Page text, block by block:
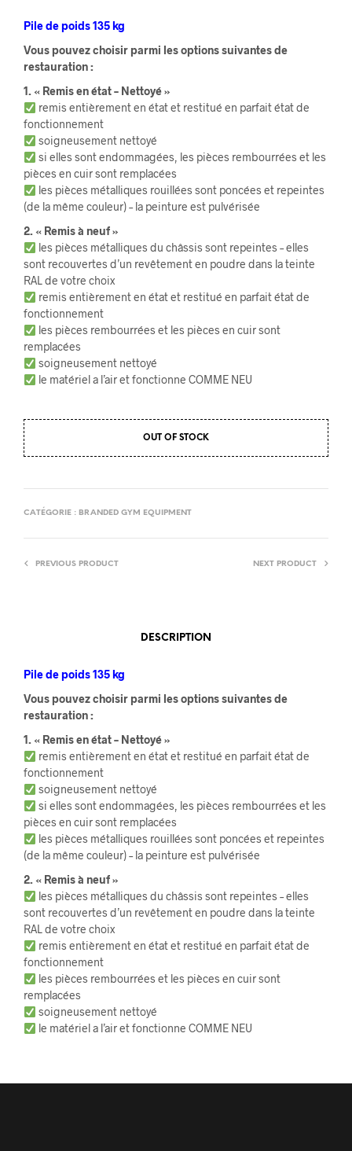
Pile de poids 135 kg
Vous pouvez choisir parmi les options suivantes de
restauration :
1. « Remis en état – Nettoyé »
remis entièrement en état et restitué en parfait état de
fonctionnement
soigneusement nettoyé
si elles sont endommagées, les pièces rembourrées et les
pièces en cuir sont remplacées
les pièces métalliques rouillées sont poncées et repeintes
(de la même couleur) – la peinture est pulvérisée
2. « Remis à neuf »
les pièces métalliques du châssis sont repeintes – elles
sont recouvertes d’un revêtement en poudre dans la teinte
RAL de votre choix
remis entièrement en état et restitué en parfait état de
fonctionnement
les pièces rembourrées et les pièces en cuir sont
remplacées
soigneusement nettoyé
le matériel a l’air et fonctionne COMME NEU
OUT OF STOCK
CATÉGORIE : BRANDED GYM EQUIPMENT
PREVIOUS PRODUCT NEXT PRODUCT
DESCRIPTION
Pile de poids 135 kg
Vous pouvez choisir parmi les options suivantes de
restauration :
1. « Remis en état – Nettoyé »
remis entièrement en état et restitué en parfait état de
fonctionnement
soigneusement nettoyé
si elles sont endommagées, les pièces rembourrées et les
pièces en cuir sont remplacées
les pièces métalliques rouillées sont poncées et repeintes
(de la même couleur) – la peinture est pulvérisée
2. « Remis à neuf »
les pièces métalliques du châssis sont repeintes – elles
sont recouvertes d’un revêtement en poudre dans la teinte
RAL de votre choix
remis entièrement en état et restitué en parfait état de
fonctionnement
les pièces rembourrées et les pièces en cuir sont
remplacées
soigneusement nettoyé
le matériel a l’air et fonctionne COMME NEU